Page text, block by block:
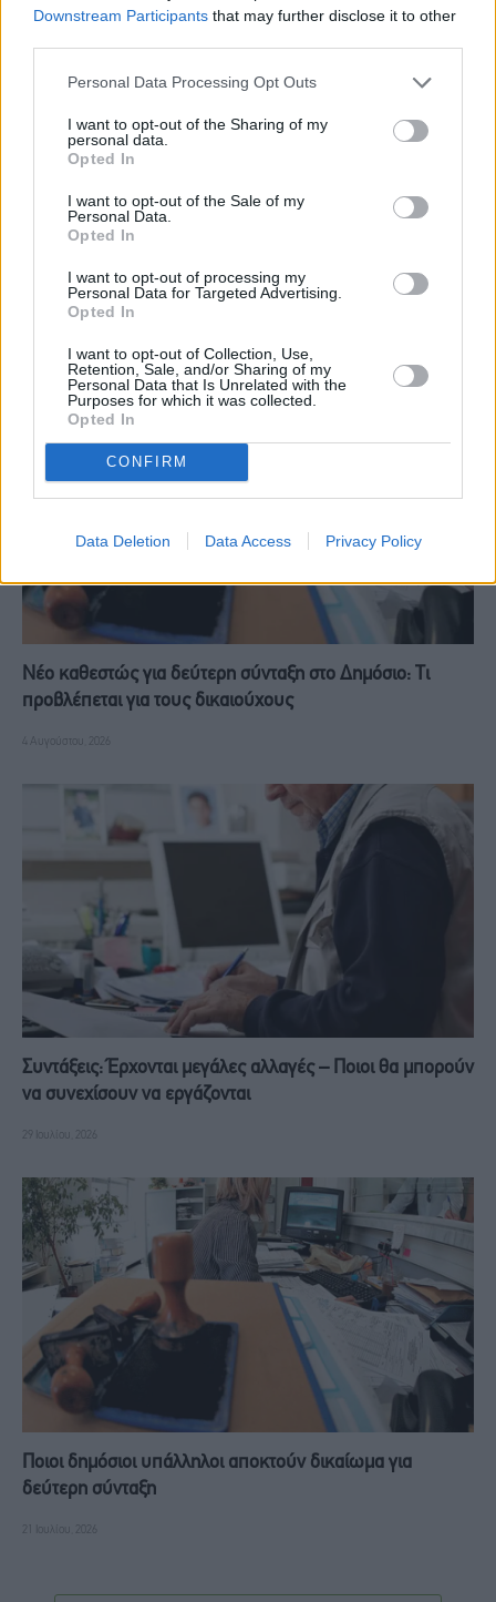
Downstream Participants that may further disclose it to other
Personal Data Processing Opt Outs
I want to opt-out of the Sharing of my
personal data.
Opted In
I want to opt-out of the Sale of my
Personal Data.
Opted In
I want to opt-out of processing my
Personal Data for Targeted Advertising.
Opted In
I want to opt-out of Collection, Use,
Retention, Sale, and/or Sharing of my
Personal Data that Is Unrelated with the
Purposes for which it was collected.
Opted In
CONFIRM
Data Deletion Data Access Privacy Policy
εργασία προσλήψεις
Δράμα Κυπριακό
Δωρεάν ταξίδια στην Ευρώπη:
πότε σταματούν οι αιτήσεις
RELATEDPOSTS
Νέο καθεστώς για δεύτερη σύνταξη στο Δημόσιο: Τι
προβλέπεται για τους δικαιούχους
4 Αυγούστου, 2026
Συντάξεις: Έρχονται μεγάλες αλλαγές – Ποιοι θα μπορούν
να συνεχίσουν να εργάζονται
29 Ιουλίου, 2026
Ποιοι δημόσιοι υπάλληλοι αποκτούν δικαίωμα για
δεύτερη σύνταξη
21 Ιουλίου, 2026